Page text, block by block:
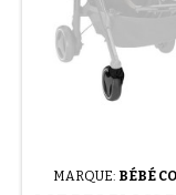
MARQUE: BÉBÉ